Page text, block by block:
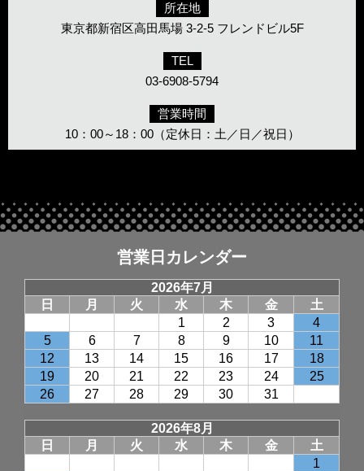
所在地
東京都新宿区高田馬場 3-2-5 フレンドビル5F
TEL
03-6908-5794
営業時間
10：00～18：00（定休日：土／日／祝日）
営業日カレンダー